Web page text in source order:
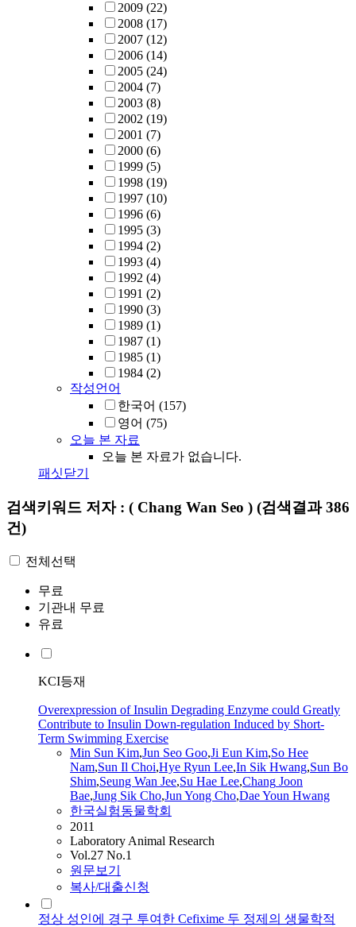
2009 (22)
2008 (17)
2007 (12)
2006 (14)
2005 (24)
2004 (7)
2003 (8)
2002 (19)
2001 (7)
2000 (6)
1999 (5)
1998 (19)
1997 (10)
1996 (6)
1995 (3)
1994 (2)
1993 (4)
1992 (4)
1991 (2)
1990 (3)
1989 (1)
1987 (1)
1985 (1)
1984 (2)
작성언어
한국어 (157)
영어 (75)
오늘 본 자료
오늘 본 자료가 없습니다.
패싯닫기
검색키워드 저자 : ( Chang Wan Seo ) (검색결과 386
건)
전체선택
무료
기관내 무료
유료
KCI등재
Overexpression of Insulin Degrading Enzyme could Greatly
Contribute to Insulin Down-regulation Induced by Short-
Term Swimming Exercise
Min Sun Kim,Jun Seo Goo,Ji Eun Kim,So Hee
Nam,Sun Il Choi,Hye Ryun Lee,In Sik Hwang,Sun Bo
Shim,Seung Wan Jee,Su Hae Lee,Chang Joon
Bae,Jung Sik Cho,Jun Yong Cho,Dae Youn Hwang
한국실험동물학회
2011
Laboratory Animal Research
Vol.27 No.1
원문보기
복사/대출신청
정상 성인에 경구 투여한 Cefixime 두 정제의 생물학적